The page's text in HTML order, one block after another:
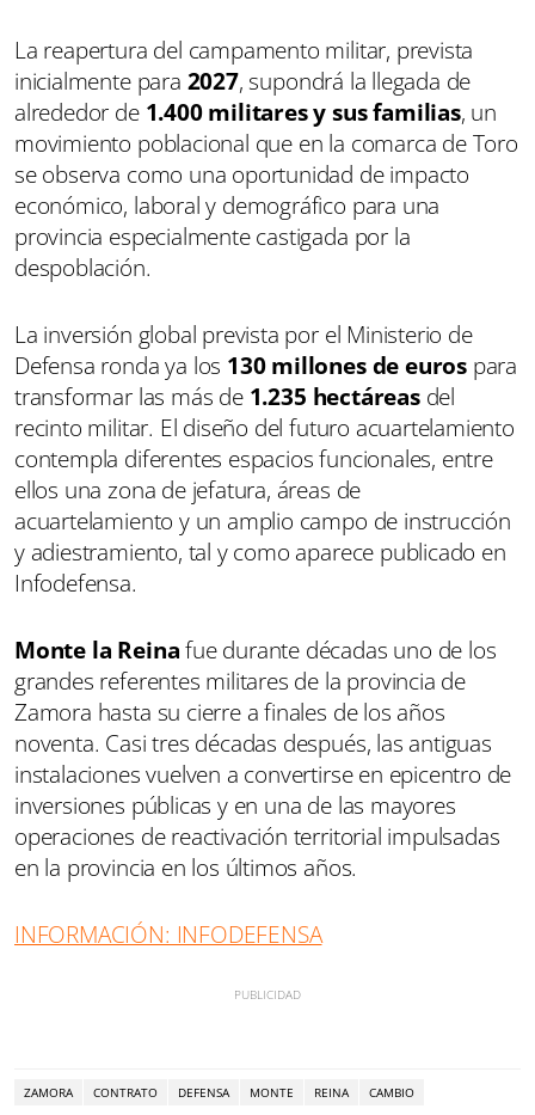
La reapertura del campamento militar, prevista
inicialmente para 2027, supondrá la llegada de
alrededor de 1.400 militares y sus familias, un
movimiento poblacional que en la comarca de Toro
se observa como una oportunidad de impacto
económico, laboral y demográfico para una
provincia especialmente castigada por la
despoblación.
La inversión global prevista por el Ministerio de
Defensa ronda ya los 130 millones de euros para
transformar las más de 1.235 hectáreasdel
recinto militar. El diseño del futuro acuartelamiento
contempla diferentes espacios funcionales, entre
ellos una zona de jefatura, áreas de
acuartelamiento y un amplio campo de instrucción
y adiestramiento, tal y como aparece publicado en
Infodefensa.
Monte la Reinafue durante décadas uno de los
grandes referentes militares de la provincia de
Zamora hasta su cierre a finales de los años
noventa. Casi tres décadas después, las antiguas
instalaciones vuelven a convertirse en epicentro de
inversiones públicas y en una de las mayores
operaciones de reactivación territorial impulsadas
en la provincia en los últimos años.
INFORMACIÓN: INFODEFENSA
ZAMORA CONTRATO DEFENSA MONTE REINA CAMBIO